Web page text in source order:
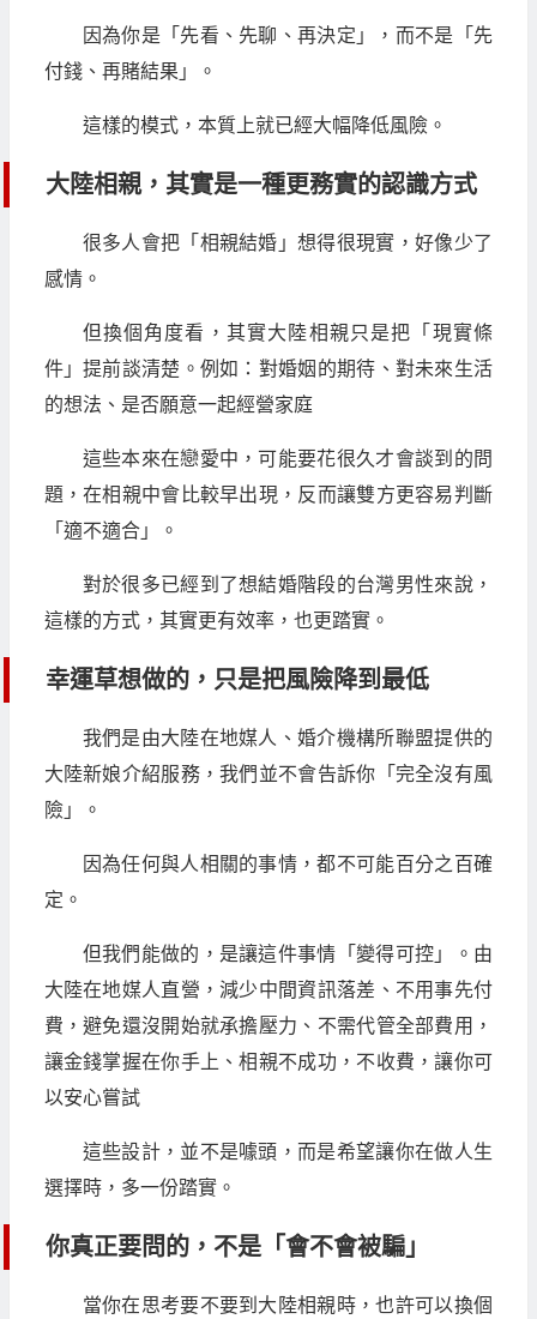
因為你是「先看、先聊、再決定」，而不是「先
付錢、再賭結果」。
這樣的模式，本質上就已經大幅降低風險。
大陸相親，其實是一種更務實的認識方式
很多人會把「相親結婚」想得很現實，好像少了
感情。
但換個角度看，其實大陸相親只是把「現實條
件」提前談清楚。例如：對婚姻的期待、對未來生活
的想法、是否願意一起經營家庭
這些本來在戀愛中，可能要花很久才會談到的問
題，在相親中會比較早出現，反而讓雙方更容易判斷
「適不適合」。
對於很多已經到了想結婚階段的台灣男性來說，
這樣的方式，其實更有效率，也更踏實。
幸運草想做的，只是把風險降到最低
我們是由大陸在地媒人、婚介機構所聯盟提供的
大陸新娘介紹服務，我們並不會告訴你「完全沒有風
險」。
因為任何與人相關的事情，都不可能百分之百確
定。
但我們能做的，是讓這件事情「變得可控」。由
大陸在地媒人直營，減少中間資訊落差、不用事先付
費，避免還沒開始就承擔壓力、不需代管全部費用，
讓金錢掌握在你手上、相親不成功，不收費，讓你可
以安心嘗試
這些設計，並不是噱頭，而是希望讓你在做人生
選擇時，多一份踏實。
你真正要問的，不是「會不會被騙」
當你在思考要不要到大陸相親時，也許可以換個